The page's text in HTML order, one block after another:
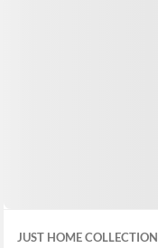
JUST HOME COLLECTION